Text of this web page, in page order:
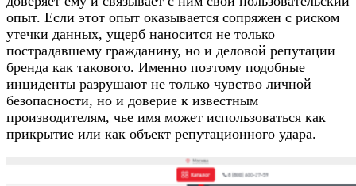
опыт. Если этот опыт оказывается сопряжен с риском
утечки данных, ущерб наносится не только
пострадавшему гражданину, но и деловой репутации
бренда как такового. Именно поэтому подобные
инциденты разрушают не только чувство личной
безопасности, но и доверие к известным
производителям, чье имя может использоваться как
прикрытие или как объект репутационного удара.